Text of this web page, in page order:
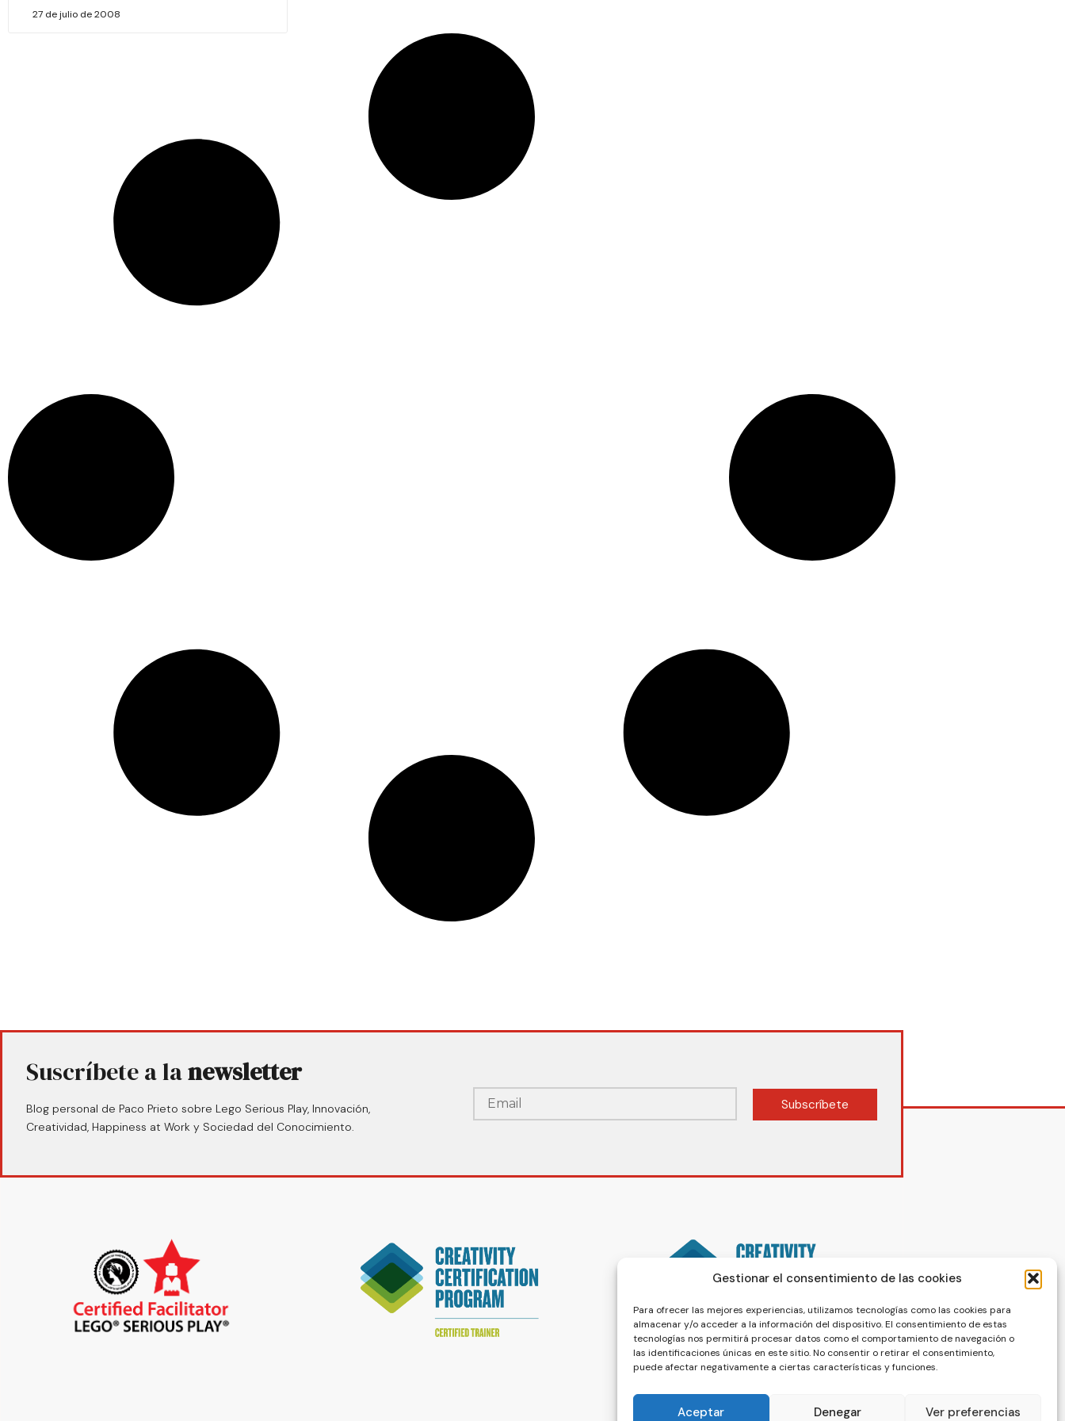
Gestionar el consentimiento de las cookies
Para ofrecer las mejores experiencias, utilizamos tecnologías como las cookies para
almacenar y/o acceder a la información del dispositivo. El consentimiento de estas
tecnologías nos permitirá procesar datos como el comportamiento de navegación o
las identificaciones únicas en este sitio. No consentir o retirar el consentimiento,
puede afectar negativamente a ciertas características y funciones.
Aceptar Denegar Ver preferencias
27 de julio de 2008
Suscríbete a lanewsletter
Blog personal de Paco Prieto sobre Lego Serious Play, Innovación,
Creatividad, Happiness at Work y Sociedad del Conocimiento.
Subscríbete